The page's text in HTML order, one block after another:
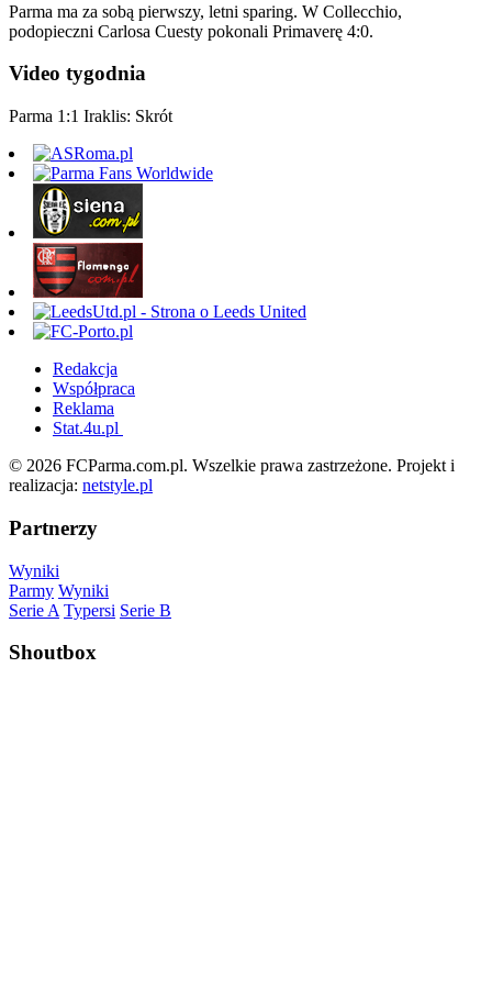
Parma ma za sobą pierwszy, letni sparing. W Collecchio,
podopieczni Carlosa Cuesty pokonali Primaverę 4:0.
Video tygodnia
Parma 1:1 Iraklis: Skrót
Redakcja
Współpraca
Reklama
Stat.4u.pl
© 2026 FCParma.com.pl. Wszelkie prawa zastrzeżone. Projekt i
realizacja: netstyle.pl
Partnerzy
Wyniki
Parmy Wyniki
Serie A Typersi Serie B
Shoutbox